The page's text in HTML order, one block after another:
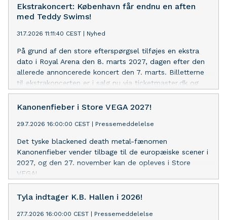
Ekstrakoncert: København får endnu en aften
med Teddy Swims!
31.7.2026 11:11:40 CEST | Nyhed
På grund af den store efterspørgsel tilføjes en ekstra
dato i Royal Arena den 8. marts 2027, dagen efter den
allerede annoncerede koncert den 7. marts. Billetterne
til ekstrakoncerten er i salg nu via ticketmaster.dk og
livenation.dk
Kanonenfieber i Store VEGA 2027!
29.7.2026 16:00:00 CEST | Pressemeddelelse
Det tyske blackened death metal-fænomen
Kanonenfieber vender tilbage til de europæiske scener i
2027, og den 27. november kan de opleves i Store
VEGA!
Tyla indtager K.B. Hallen i 2026!
27.7.2026 16:00:00 CEST | Pressemeddelelse